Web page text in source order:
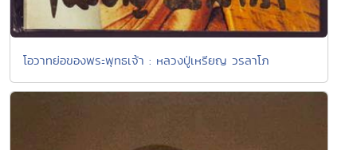
โอวาทย่อของพระพุทธเจ้า : หลวงปู่เหรียญ วรลาโภ